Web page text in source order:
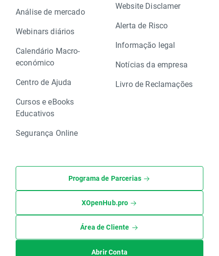
Análise de mercado
Webinars diários
Calendário Macro-
económico
Centro de Ajuda
Cursos e eBooks
Educativos
Segurança Online
Website Disclamer
Alerta de Risco
Informação legal
Notícias da empresa
Livro de Reclamações
Programa de Parcerias
XOpenHub.pro
Área de Cliente
Abrir Conta